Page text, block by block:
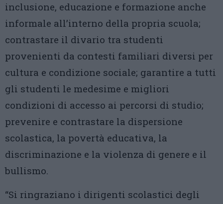
inclusione, educazione e formazione anche
informale all’interno della propria scuola;
contrastare il divario tra studenti
provenienti da contesti familiari diversi per
cultura e condizione sociale; garantire a tutti
gli studenti le medesime e migliori
condizioni di accesso ai percorsi di studio;
prevenire e contrastare la dispersione
scolastica, la povertà educativa, la
discriminazione e la violenza di genere e il
bullismo.
“Si ringraziano i dirigenti scolastici degli